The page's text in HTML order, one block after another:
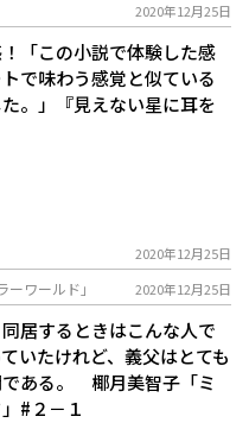
2020年12月25日
「この小説で体験した感
で味わう感覚と似ている
。」『見えない星に耳を
2020年12月25日
ワールド」 2020年12月25日
同居するときはこんな人で
いたけれど、義父はとても
である。 椰月美智子「ミ
#２－１